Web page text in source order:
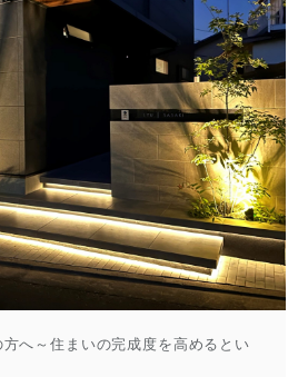
へ～住まいの完成度を高めるとい